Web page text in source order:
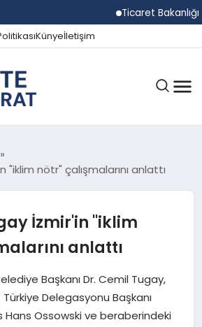
Ticaret Bakanlığı
Künyeİletişim
"iklim nötr" çalışmalarını anlattı
İzmir'in "iklim
anlattı
Başkanı Dr. Cemil Tugay,
Delegasyonu Başkanı
Hans Ossowski ve beraberindeki